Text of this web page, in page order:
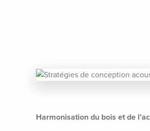
Harmonisation du bois et de